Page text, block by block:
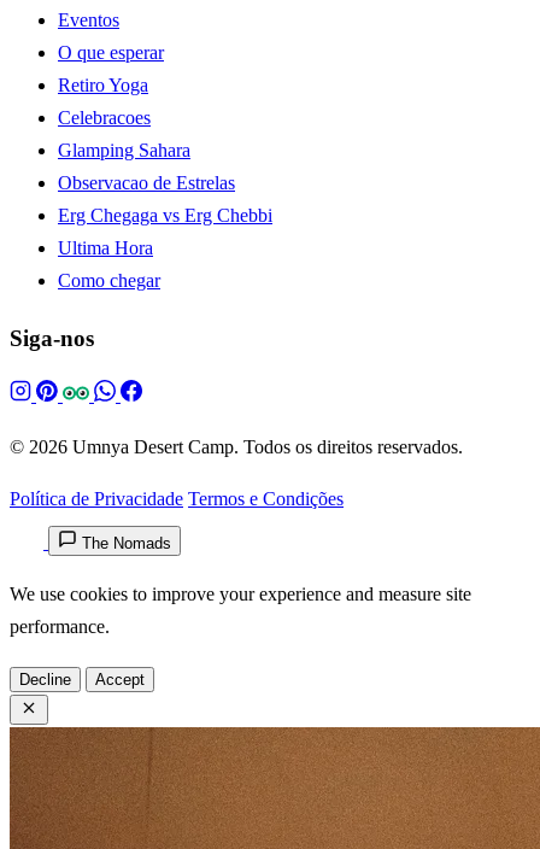
Eventos
O que esperar
Retiro Yoga
Celebracoes
Glamping Sahara
Observacao de Estrelas
Erg Chegaga vs Erg Chebbi
Ultima Hora
Como chegar
Siga-nos
© 2026 Umnya Desert Camp. Todos os direitos reservados.
Política de Privacidade Termos e Condições
The Nomads
We use cookies to improve your experience and measure site
performance.
Decline Accept